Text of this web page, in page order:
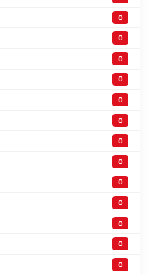
0
0
0
0
0
0
0
0
0
0
0
0
0